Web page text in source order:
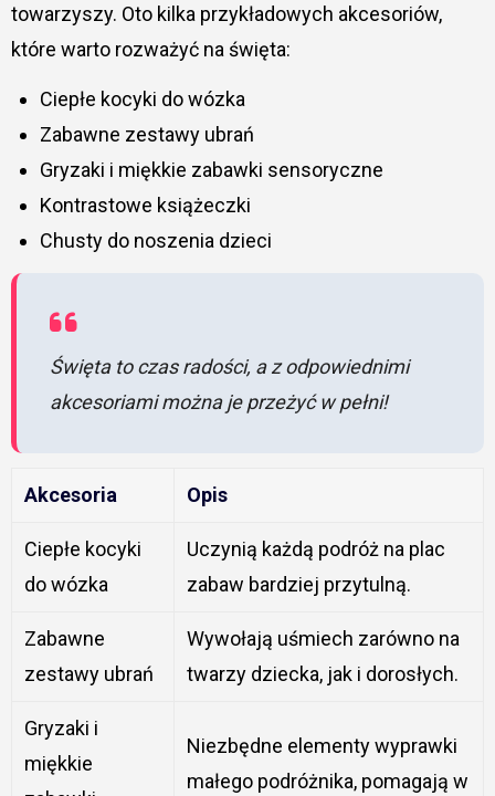
towarzyszy. Oto kilka przykładowych akcesoriów,
które warto rozważyć na święta:
Ciepłe kocyki do wózka
Zabawne zestawy ubrań
Gryzaki i miękkie zabawki sensoryczne
Kontrastowe książeczki
Chusty do noszenia dzieci
Święta to czas radości, a z odpowiednimi
akcesoriami można je przeżyć w pełni!
Akcesoria Opis
Ciepłe kocyki
do wózka
Uczynią każdą podróż na plac
zabaw bardziej przytulną.
Zabawne
zestawy ubrań
Wywołają uśmiech zarówno na
twarzy dziecka, jak i dorosłych.
Gryzaki i
miękkie
Niezbędne elementy wyprawki
małego podróżnika, pomagają w